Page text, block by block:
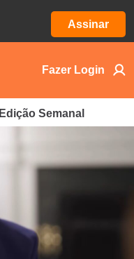
Assinar
Fazer Login
Edição Semanal